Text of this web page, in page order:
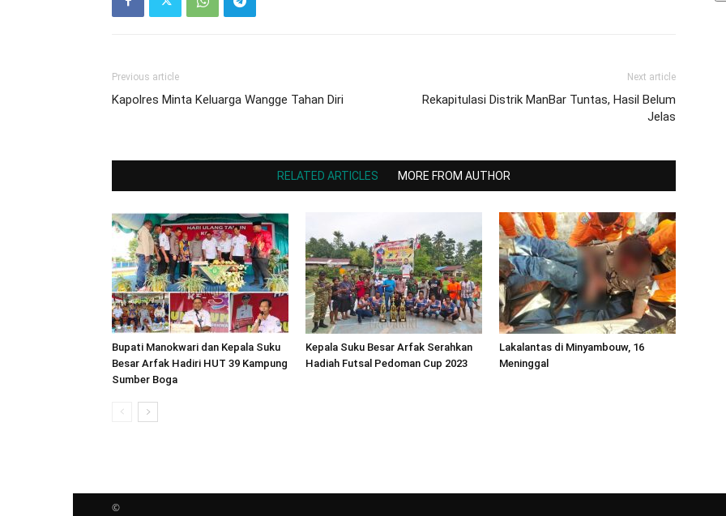
Previous article
Kapolres Minta Keluarga Wangge Tahan Diri
Next article
Rekapitulasi Distrik ManBar Tuntas, Hasil Belum
Jelas
RELATED ARTICLES MORE FROM AUTHOR
Bupati Manokwari dan Kepala Suku
Besar Arfak Hadiri HUT 39 Kampung
Sumber Boga
Kepala Suku Besar Arfak Serahkan
Hadiah Futsal Pedoman Cup 2023
Lakalantas di Minyambouw, 16
Meninggal
©